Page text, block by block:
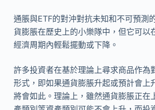
通脹與ETF的對沖對抗未知和不可預測
貨膨脹在歷史上的小樂隊中，但它可以
經濟周期內輕鬆擺動或下降。
許多投資者在基於理論上尋求商品作為
形式，即如果通貨膨脹升起或預計會上
將會如此。理論上，雖然通貨膨脹正在